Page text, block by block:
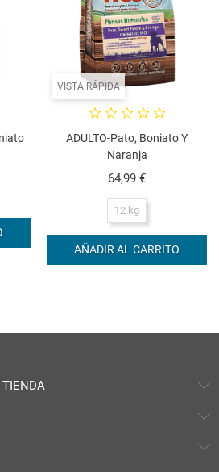
VISTA RÁPIDA
ADULTO-Pato, Boniato Y
Naranja
64,99 €Precio
12 kg
AÑADIR AL CARRITO
TIENDA